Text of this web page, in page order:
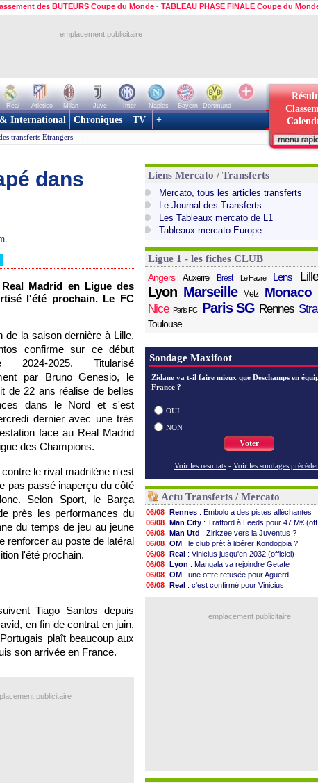
des BUTEURS Coupe du Monde - TABLEAU PHASE FINALE Coupe du
emplacement publicitaire
Real Atletico Milan Juve Inter Naples Bayern
Dortmund
& International Chroniques TV +
transferts Etrangers |
dans
Madrid en Ligue des
l'été prochain. Le FC
de la saison dernière à Lille,
confirme sur ce début
2024-2025. Titularisé
par Bruno Genesio, le
de 22 ans réalise de belles
dans le Nord et s'est
dernier avec une très
face au Real Madrid
des Champions.
le rival madrilène n'est
pas passé inaperçu du côté
Selon Sport, le Barça
près les performances du
du temps de jeu au jeune
renforcer au poste de latéral
l'été prochain.
Tiago Santos depuis
en fin de contrat en juin,
plaît beaucoup aux
son arrivée en France.
publicitaire
Liens Mercato / Transferts
Mercato, tous les articles transferts
Le Journal des Transferts
Les Tableaux mercato de L1
Tableaux mercato Europe
Ligue 1 - les fiches CLUB
Angers
Auxerre Brest Le Havre Lens
Lyon Marseille Metz Monaco
Nice Paris FC Paris SG Rennes
Toulouse
Sondage Maxifoot
Zidane va t-il faire mieux que Deschamps en
France ?
OUI
NON
Voter
Voir les resultats - Voir les sondages
Actu Transferts / Mercato
06/08 Rennes : Embolo a des pistes alléchantes
06/08 Man City : Trafford à Leeds pour 47 M€
06/08 Man Utd : Zirkzee vers la Juventus ?
06/08 OM : le club prêt à libérer Kondogbia ?
06/08 Real : Vinicius jusqu'en 2032 (officiel)
06/08 Lyon : Mangala va rejoindre Getafe
06/08 OM : une offre refusée pour Aguerd
06/08 Real : c'est confirmé pour Vinicius
: une offre pour Bulka
emplacement publicitaire